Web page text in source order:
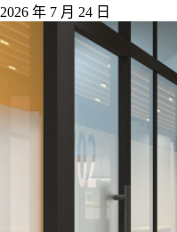
2026 年 7 月 24 日